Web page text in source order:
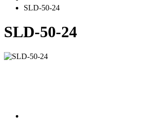
SLD-50-24
SLD-50-24